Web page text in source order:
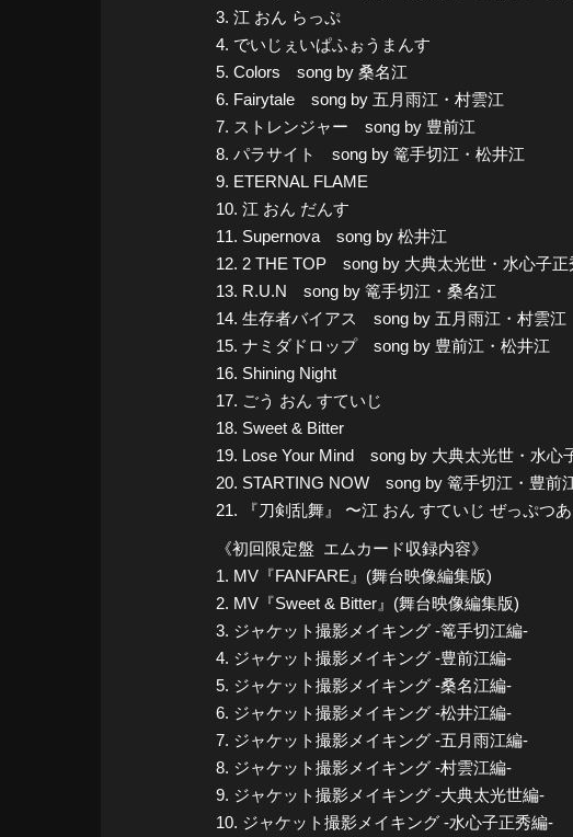
3. 江 おん らっぷ
4. でいじぇいぱふぉうまんす
5. Colors song by 桑名江
6. Fairytale song by 五月雨江・村雲江
7. ストレンジャー song by 豊前江
8. パラサイト song by 篭手切江・松井江
9. ETERNAL FLAME
10. 江 おん だんす
11. Supernova song by 松井江
12. 2 THE TOP song by 大典太光世・水心子正
13. R.U.N song by 篭手切江・桑名江
14. 生存者バイアス song by 五月雨江・村雲江
15. ナミダドロップ song by 豊前江・松井江
16. Shining Night
17. ごう おん すていじ
18. Sweet & Bitter
19. Lose Your Mind song by 大典太光世・水心
20. STARTING NOW song by 篭手切江・豊前
21. 『刀剣乱舞』 〜江 おん すていじ ぜっぷつ
《初回限定盤 エムカード収録内容》
1. MV『FANFARE』(舞台映像編集版)
2. MV『Sweet & Bitter』(舞台映像編集版)
3. ジャケット撮影メイキング -篭手切江編-
4. ジャケット撮影メイキング -豊前江編-
5. ジャケット撮影メイキング -桑名江編-
6. ジャケット撮影メイキング -松井江編-
7. ジャケット撮影メイキング -五月雨江編-
8. ジャケット撮影メイキング -村雲江編-
9. ジャケット撮影メイキング -大典太光世編-
10. ジャケット撮影メイキング -水心子正秀編-